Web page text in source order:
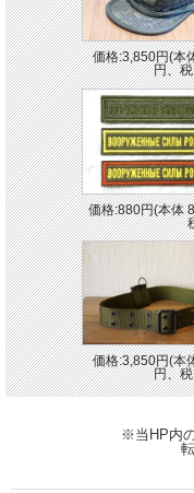
価格:3,850円(本
円、
価格:880円(本体
価格:3,850円(本
円、
※当HP内
転